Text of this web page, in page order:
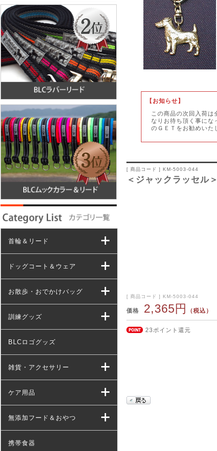
【 お知らせ】
この商品の次回入荷は
なりお待ち頂く事にな
のＧＥＴをお勧めいた
[ 商品コード ] KM-5003-044
＜ジャックラッセル
[ 商品コード ] KM-5003-044
価格 2,365円 （税込）
23ポイント還元
首輪＆リード
ドッグコート＆ウェア
お散歩・おでかけバッグ
訓練グッズ
BLCロゴグッズ
雑貨・アクセサリー
ケア用品
無添加フード＆おやつ
携帯食器